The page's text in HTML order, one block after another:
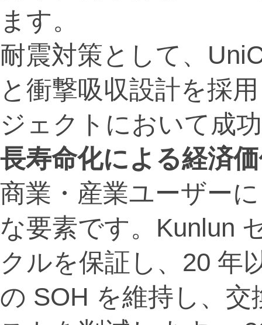
ます。
耐震対策として、
と衝撃吸収設計を採
ジェクトにおいて成
長寿命化による経済
商業・産業ユーザー
な要素です。Kunlun
クルを保証し、20 年
の SOH を維持し、